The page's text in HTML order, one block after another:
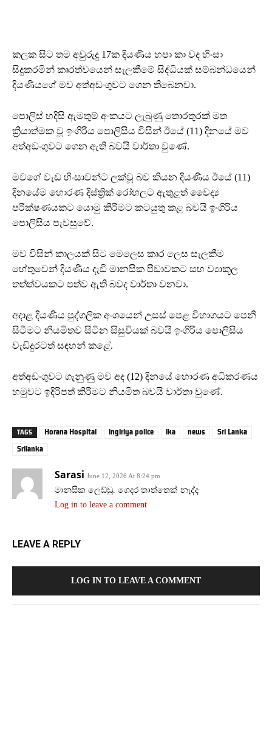
කලක සිට තම අවුරුදු 17ක දියණිය හපා කා වද හිංසා
සිදුකරමින් කෘරත්වයෙන් සැලකීමේ සිද්ධියක් සම්බන්ධයෙන්
දියණියගේ මව අත්අඩංගුවට ගෙන තිබෙනවා.
පොලිස් හදිසි ඇමතුම් අංකයට ලැබුණු තොරතුරක් මත
ක්‍රියාත්මක වූ ඉංගිරිය පොලිසිය විසින් ඊයේ (11) දිනයේ මව
අත්අඩංගුවට ගෙන ඇති බවයි වාර්තා වුණේ.
මවගේ වැඩ හිංසාවන්ට ලක්වූ බව කියන දියණිය ඊයේ (11)
දිනයේම හොරණ දිස්ත්‍රික් රෝහලට ඇතුළත් වෛද්‍ය
පරීක්ෂණයකට යොමු කිරීමට කටයුතු කළ බවයි ඉංගිරිය
පොලිසිය පැවසුවේ.
මව විසින් කාලයක් සිට මෙලෙස කෘර ලෙස සැලකීම
හේතුවෙන් දියණිය දැඩි මානසික පීඩාවකට සහ ව්‍යාකූල
තත්ත්වයකට පත්ව ඇති බවද වාර්තා වනවා.
අදාළ දියණිය පුද්ගලික අංශයෙන් උසස් පෙළ විභාගයට පෙනී
සිටීමට නියමිතව සිටින සිසුවියක් බවයි ඉංගිරිය පොලිසිය
වැඩිදුරටත් සඳහන් කළේ.
අත්අඩංගුවට ගැනුණු මව අද (12) දිනයේ හොරණ අධිකරණය
හමුවට ඉදිරිපත් කිරීමට නියමිත බවයි වාර්තා වුණේ.
TAGS Horana Hospital ingiriya police lka news
Sri Lanka
Srilanka
Sarasi June 12, 2026 At 8:24 pm
මානසික ලෙඩ්ඩු. ගෙදර තාත්තෙක් නැද්ද
Log in to leave a comment
LEAVE A REPLY
LOG IN TO LEAVE A COMMENT